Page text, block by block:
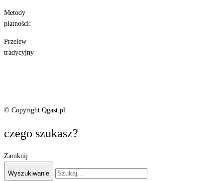
Metody
płatności:
Przelew
tradycyjny
© Copyright Qgast.pl
czego szukasz?
Zamknij
Wyszukiwanie